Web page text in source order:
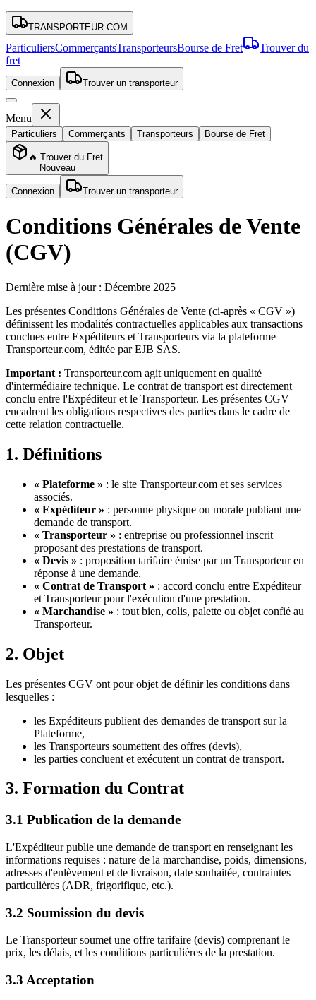
TRANSPORTEUR.COM
ParticuliersCommerçantsTransporteursBourse de Fret
Trouver du
fret
Connexion Trouver un transporteur
Menu
Particuliers Commerçants Transporteurs Bourse de Fret
🔥 Trouver du Fret
Nouveau
Connexion Trouver un transporteur
Conditions Générales de Vente
(CGV)
Dernière mise à jour : Décembre 2025
Les présentes Conditions Générales de Vente (ci-après « CGV »)
définissent les modalités contractuelles applicables aux transactions
conclues entre Expéditeurs et Transporteurs via la plateforme
Transporteur.com, éditée par EJB SAS.
Important : Transporteur.com agit uniquement en qualité
d'intermédiaire technique. Le contrat de transport est directement
conclu entre l'Expéditeur et le Transporteur. Les présentes CGV
encadrent les obligations respectives des parties dans le cadre de
cette relation contractuelle.
1. Définitions
« Plateforme » : le site Transporteur.com et ses services
associés.
« Expéditeur » : personne physique ou morale publiant une
demande de transport.
« Transporteur » : entreprise ou professionnel inscrit
proposant des prestations de transport.
« Devis » : proposition tarifaire émise par un Transporteur en
réponse à une demande.
« Contrat de Transport » : accord conclu entre Expéditeur
et Transporteur pour l'exécution d'une prestation.
« Marchandise » : tout bien, colis, palette ou objet confié au
Transporteur.
2. Objet
Les présentes CGV ont pour objet de définir les conditions dans
lesquelles :
les Expéditeurs publient des demandes de transport sur la
Plateforme,
les Transporteurs soumettent des offres (devis),
les parties concluent et exécutent un contrat de transport.
3. Formation du Contrat
3.1 Publication de la demande
L'Expéditeur publie une demande de transport en renseignant les
informations requises : nature de la marchandise, poids, dimensions,
adresses d'enlèvement et de livraison, date souhaitée, contraintes
particulières (ADR, frigorifique, etc.).
3.2 Soumission du devis
Le Transporteur soumet une offre tarifaire (devis) comprenant le
prix, les délais, et les conditions particulières de la prestation.
3.3 Acceptation